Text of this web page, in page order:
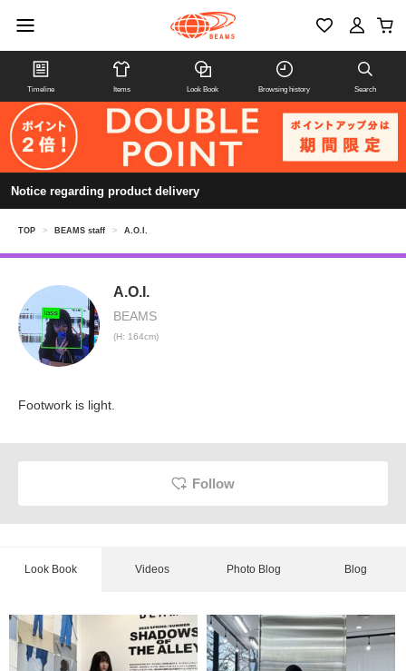
Timeline Items Look Book Browsing history Search
Notice regarding product delivery
TOP > BEAMS staff > A.O.I.
A.O.I.
BEAMS
(H: 164cm)
Footwork is light.
Follow
Look Book Videos Photo Blog Blog